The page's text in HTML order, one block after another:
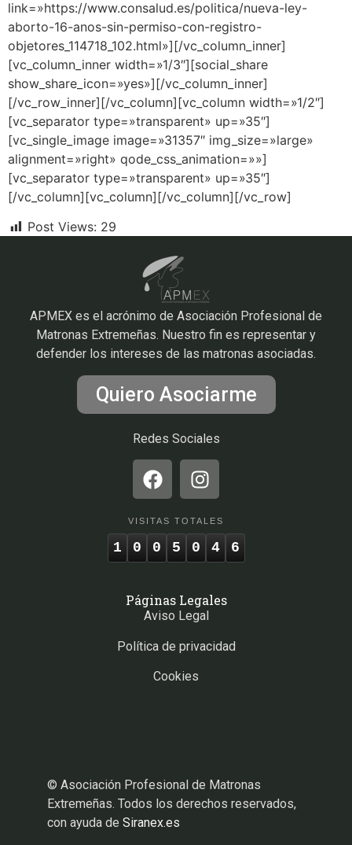
link=»https://www.consalud.es/politica/nueva-ley-
aborto-16-anos-sin-permiso-con-registro-
objetores_114718_102.html»][/vc_column_inner]
[vc_column_inner width=»1/3″][social_share
show_share_icon=»yes»][/vc_column_inner]
[/vc_row_inner][/vc_column][vc_column width=»1/2″]
[vc_separator type=»transparent» up=»35″]
[vc_single_image image=»31357″ img_size=»large»
alignment=»right» qode_css_animation=»»]
[vc_separator type=»transparent» up=»35″]
[/vc_column][vc_column][/vc_column][/vc_row]
Post Views: 29
APMEX es el acrónimo de Asociación Profesional de
Matronas Extremeñas. Nuestro fin es representar y
defender los intereses de las matronas asociadas.
Quiero Asociarme
Redes Sociales
VISITAS TOTALES
1 0 0 5 0 4 6
Páginas Legales
Aviso Legal
Política de privacidad
Cookies
© Asociación Profesional de Matronas
Extremeñas. Todos los derechos reservados,
con ayuda de Siranex.es